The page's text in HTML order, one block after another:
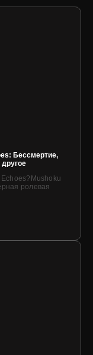
Бессмертие,
ролевая